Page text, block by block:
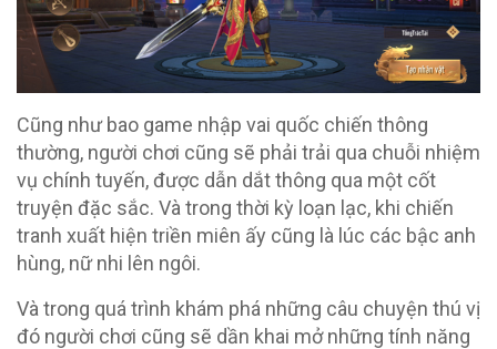
Cũng như bao game nhập vai quốc chiến thông
thường, người chơi cũng sẽ phải trải qua chuỗi nhiệm
vụ chính tuyến, được dẫn dắt thông qua một cốt
truyện đặc sắc. Và trong thời kỳ loạn lạc, khi chiến
tranh xuất hiện triền miên ấy cũng là lúc các bậc anh
hùng, nữ nhi lên ngôi.
Và trong quá trình khám phá những câu chuyện thú vị
đó người chơi cũng sẽ dần khai mở những tính năng